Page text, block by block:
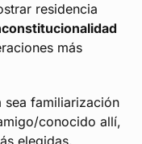
residencia
más
sea familiarización
conocido allí,
elegidas.